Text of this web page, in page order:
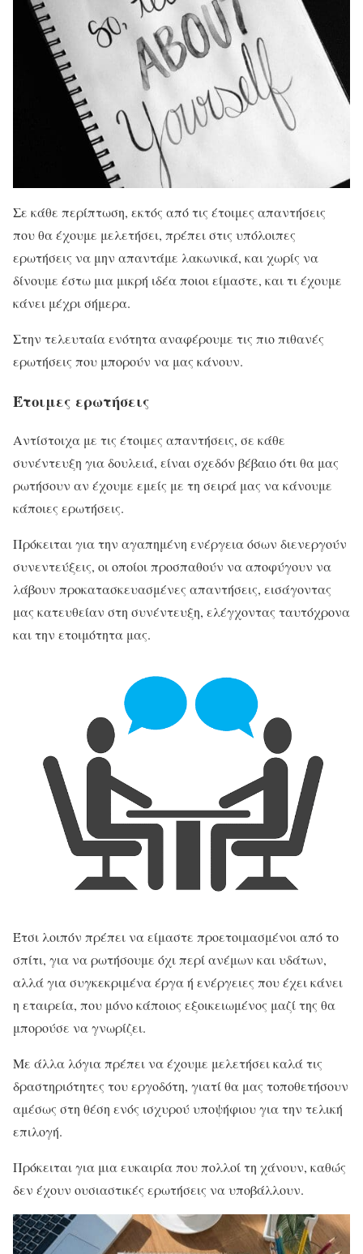
Σε κάθε περίπτωση, εκτός από τις έτοιμες απαντήσεις
που θα έχουμε μελετήσει, πρέπει στις υπόλοιπες
ερωτήσεις να μην απαντάμε λακωνικά, και χωρίς να
δίνουμε έστω μια μικρή ιδέα ποιοι είμαστε, και τι έχουμε
κάνει μέχρι σήμερα.
Στην τελευταία ενότητα αναφέρουμε τις πιο πιθανές
ερωτήσεις που μπορούν να μας κάνουν.
Έτοιμες ερωτήσεις
Αντίστοιχα με τις έτοιμες απαντήσεις, σε κάθε
συνέντευξη για δουλειά, είναι σχεδόν βέβαιο ότι θα μας
ρωτήσουν αν έχουμε εμείς με τη σειρά μας να κάνουμε
κάποιες ερωτήσεις.
Πρόκειται για την αγαπημένη ενέργεια όσων διενεργούν
συνεντεύξεις, οι οποίοι προσπαθούν να αποφύγουν να
λάβουν προκατασκευασμένες απαντήσεις, εισάγοντας
μας κατευθείαν στη συνέντευξη, ελέγχοντας ταυτόχρονα
και την ετοιμότητα μας.
Έτσι λοιπόν πρέπει να είμαστε προετοιμασμένοι από το
σπίτι, για να ρωτήσουμε όχι περί ανέμων και υδάτων,
αλλά για συγκεκριμένα έργα ή ενέργειες που έχει κάνει
η εταιρεία, που μόνο κάποιος εξοικειωμένος μαζί της θα
μπορούσε να γνωρίζει.
Με άλλα λόγια πρέπει να έχουμε μελετήσει καλά τις
δραστηριότητες του εργοδότη, γιατί θα μας τοποθετήσουν
αμέσως στη θέση ενός ισχυρού υποψήφιου για την τελική
επιλογή.
Πρόκειται για μια ευκαιρία που πολλοί τη χάνουν, καθώς
δεν έχουν ουσιαστικές ερωτήσεις να υποβάλλουν.